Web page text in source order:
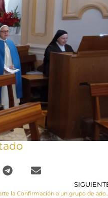
El Sr. Obispo imparte la